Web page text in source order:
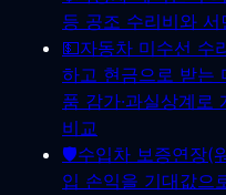
등 공조 수리비와
💵자동차 미수선 수
하고 현금으로 받는
품 감가·과실상계
비교
🛡️수입차 보증연장(
입 손익을 기대값으